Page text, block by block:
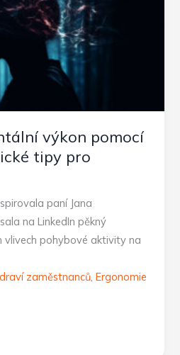
výkon pomocí
tipy pro
paní Jana
na LinkedIn pěkný
vlivech pohybové aktivity na
zaměstnanců ,Ergonomie